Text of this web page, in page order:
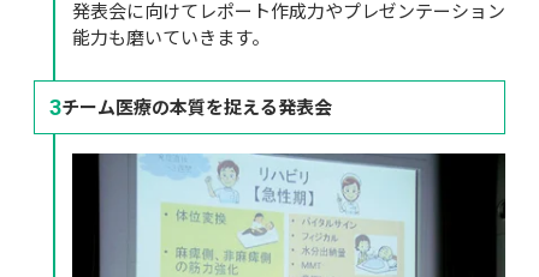
発表会に向けてレポート作成力やプレゼンテーション
能力も磨いていきます。
3チーム医療の本質を捉える発表会